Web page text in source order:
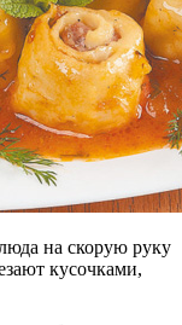
на скорую руку
кусочками,